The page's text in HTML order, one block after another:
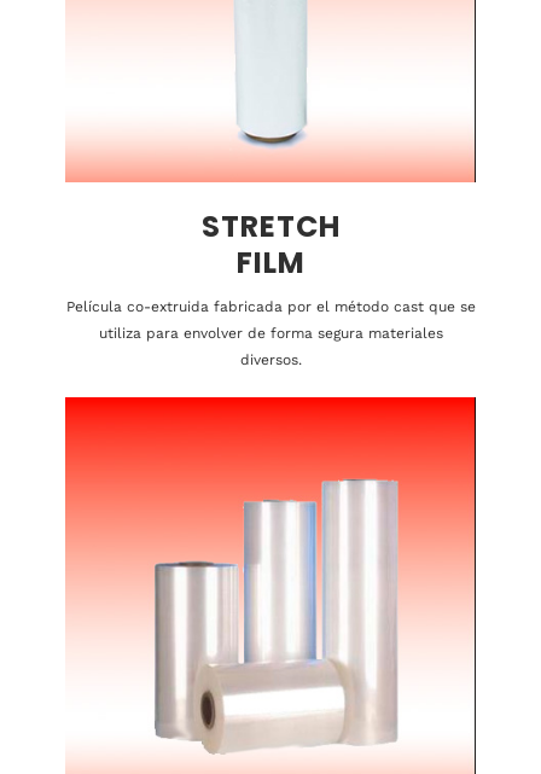
STRETCH
FILM
Película co-extruida fabricada por el método cast que se
utiliza para envolver de forma segura materiales
diversos.